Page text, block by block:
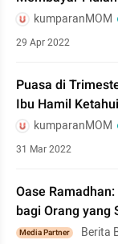
kumparanMOM
29 Apr 2022
Puasa di
Ibu Hamil Ketahui
kumparanMOM
31 Mar 2022
Oase
bagi Orang yang
Media Partner Berita